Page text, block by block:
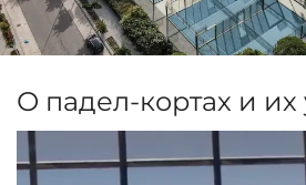
О падел-кортах и их